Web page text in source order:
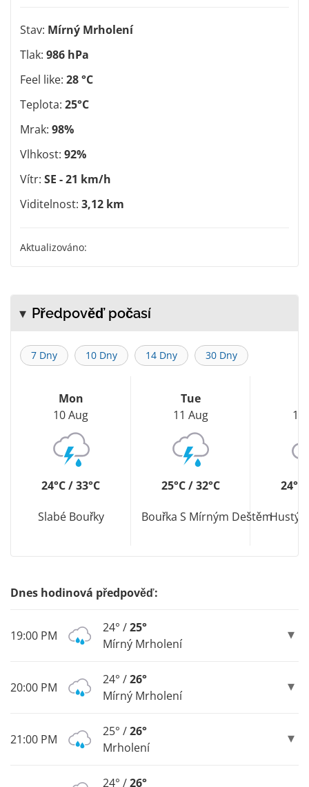
Stav: Mírný Mrholení
Tlak: 986 hPa
Feel like: 28 °C
Teplota: 25°C
Mrak: 98%
Vlhkost: 92%
Vítr: SE - 21 km/h
Viditelnost: 3,12 km
Aktualizováno:
Předpověď počasí
7 Dny 10 Dny 14 Dny 30 Dny
Mon
10 Aug
24°C / 33°C
Slabé Bouřky
Tue
11 Aug
25°C / 32°C
Bouřka S Mírným Deštěm
12
24°C
Hustý
Dnes hodinová předpověď:
19:00 PM
24° /25°
Mírný Mrholení
20:00 PM
24° /26°
Mírný Mrholení
21:00 PM
25° /26°
Mrholení
24° /26°